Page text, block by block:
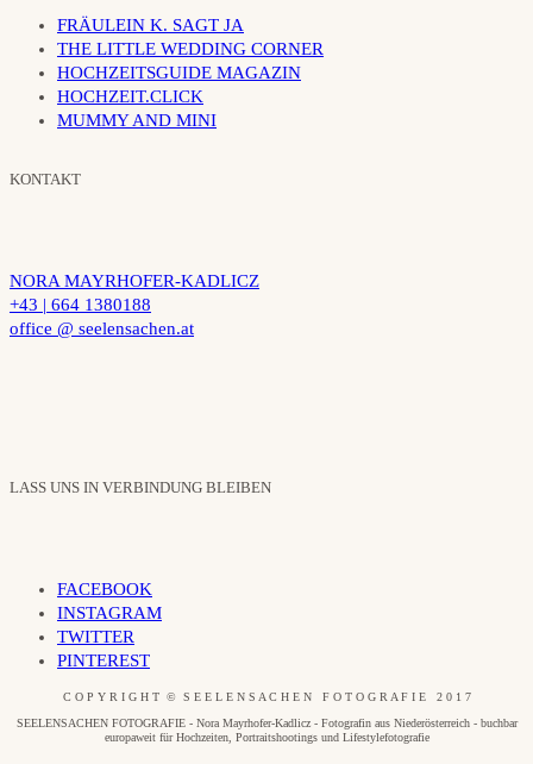
FRÄULEIN K. SAGT JA
THE LITTLE WEDDING CORNER
HOCHZEITSGUIDE MAGAZIN
HOCHZEIT.CLICK
MUMMY AND MINI
KONTAKT
NORA MAYRHOFER-KADLICZ
+43 | 664 1380188
office @ seelensachen.at
LASS UNS IN VERBINDUNG BLEIBEN
FACEBOOK
INSTAGRAM
TWITTER
PINTEREST
C O P Y R I G H T © S E E L E N S A C H E N F O T O G R A F I E 2 0 1 7
SEELENSACHEN FOTOGRAFIE - Nora Mayrhofer-Kadlicz - Fotografin aus Niederösterreich - buchbar
europaweit für Hochzeiten, Portraitshootings und Lifestylefotografie